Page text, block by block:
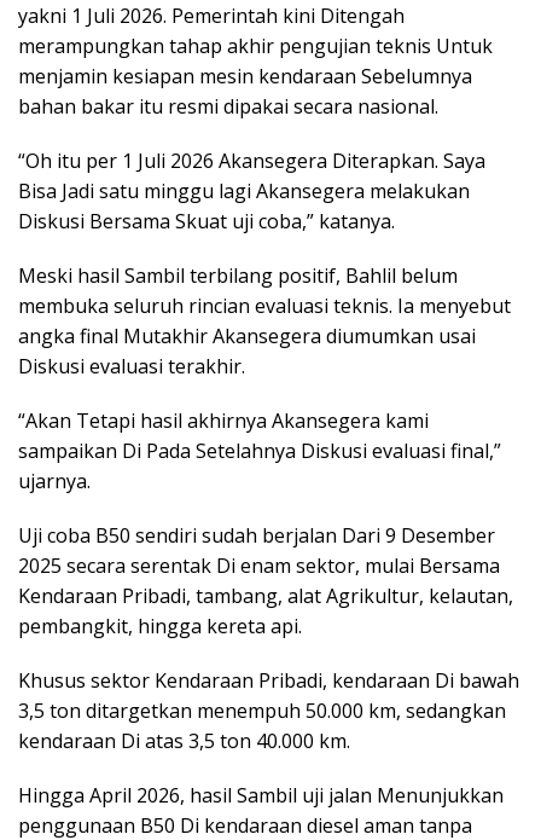
yakni 1 Juli 2026. Pemerintah kini Ditengah
merampungkan tahap akhir pengujian teknis Untuk
menjamin kesiapan mesin kendaraan Sebelumnya
bahan bakar itu resmi dipakai secara nasional.
“Oh itu per 1 Juli 2026 Akansegera Diterapkan. Saya
Bisa Jadi satu minggu lagi Akansegera melakukan
Diskusi Bersama Skuat uji coba,” katanya.
Meski hasil Sambil terbilang positif, Bahlil belum
membuka seluruh rincian evaluasi teknis. Ia menyebut
angka final Mutakhir Akansegera diumumkan usai
Diskusi evaluasi terakhir.
“Akan Tetapi hasil akhirnya Akansegera kami
sampaikan Di Pada Setelahnya Diskusi evaluasi final,”
ujarnya.
Uji coba B50 sendiri sudah berjalan Dari 9 Desember
2025 secara serentak Di enam sektor, mulai Bersama
Kendaraan Pribadi, tambang, alat Agrikultur, kelautan,
pembangkit, hingga kereta api.
Khusus sektor Kendaraan Pribadi, kendaraan Di bawah
3,5 ton ditargetkan menempuh 50.000 km, sedangkan
kendaraan Di atas 3,5 ton 40.000 km.
Hingga April 2026, hasil Sambil uji jalan Menunjukkan
penggunaan B50 Di kendaraan diesel aman tanpa